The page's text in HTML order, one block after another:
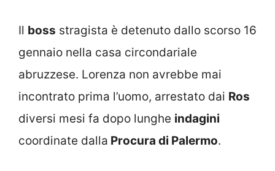
Il boss stragista è detenuto dallo scorso 16
gennaio nella casa circondariale
abruzzese. Lorenza non avrebbe mai
incontrato prima l’uomo, arrestato dai Ros
diversi mesi fa dopo lunghe indagini
coordinate dalla Procura di Palermo.